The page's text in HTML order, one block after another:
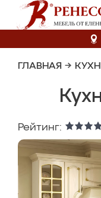
ГЛАВНАЯ →
Рейтинг: